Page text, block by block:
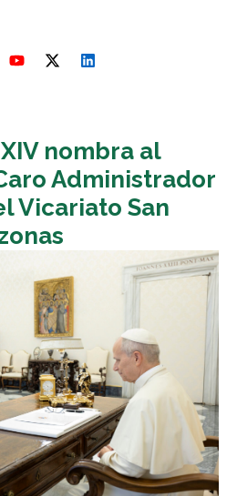
nombra al
Administrador
Vicariato San